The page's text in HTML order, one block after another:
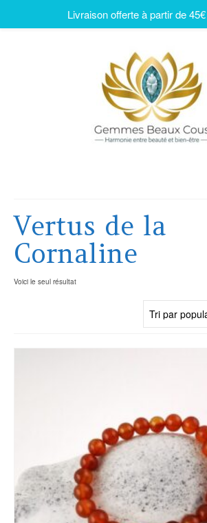
Vertus de la
Cornaline
Voici le seul résultat
Livraison offerte à partir de